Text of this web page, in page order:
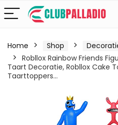
Home Shop
Robllox Rainbow Friends
Taart Decoratie, Robllox Cake
Taarttoppers…